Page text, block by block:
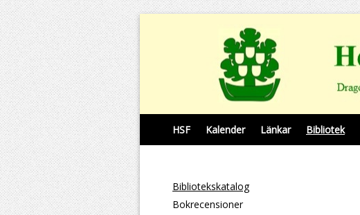
HSF Kalender Länkar Bibliotek
Bibliotekskatalog
Bokrecensioner